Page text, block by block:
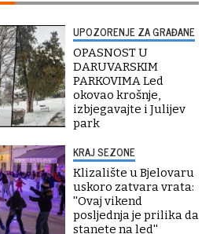
UPOZORENJE ZA GRAĐANE
OPASNOST U
DARUVARSKIM
PARKOVIMA Led
okovao krošnje,
izbjegavajte i Julijev
park
KRAJ SEZONE
Klizalište u Bjelovaru
uskoro zatvara vrata:
''Ovaj vikend
posljednja je prilika da
stanete na led''